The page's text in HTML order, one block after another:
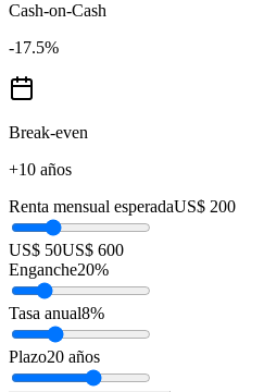
Cash-on-Cash
-17.5%
Break-even
+10 años
Renta mensual esperadaUS$ 200
US$ 50US$ 600
Enganche20%
Tasa anual8%
Plazo20 años